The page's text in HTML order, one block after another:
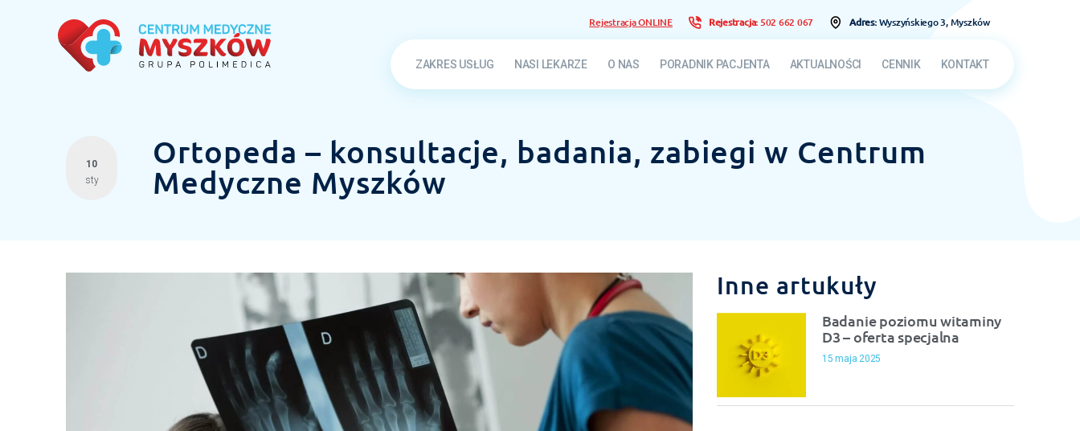
Rejestracja ONLINE Rejestracja:502 662 067 Adres:Wyszyńskiego 3, Myszków
ZAKRES USŁUG NASI LEKARZE O NAS PORADNIK PACJENTA AKTUALNOŚCI CENNIK KONTAKT
10
sty
Ortopeda – konsultacje, badania, zabiegi w Centrum
Medyczne Myszków
Inne artukuły
Badanie poziomu witaminy
D3 – oferta specjalna
15 maja 2025